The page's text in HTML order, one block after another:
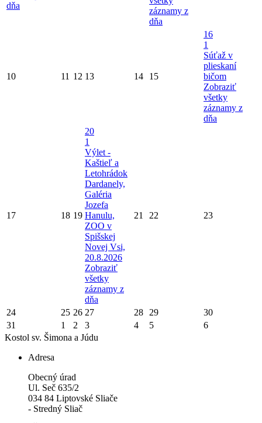
dňa
záznamy z
dňa
10 11 12 13 14 15
16
1
Súťaž v
plieskaní
bičom
Zobraziť
všetky
záznamy z
dňa
17 18 19
20
1
Výlet -
Kaštieľ a
Letohrádok
Dardanely,
Galéria
Jozefa
Hanulu,
ZOO v
Spišskej
Novej Vsi,
20.8.2026
Zobraziť
všetky
záznamy z
dňa
21 22 23
24 25 26 27 28 29
30
31
1 2 3 4 5
6
Kostol sv. Šimona a Júdu
Adresa
Obecný úrad
Ul. Seč 635/2
034 84 Liptovské Sliače
- Stredný Sliač